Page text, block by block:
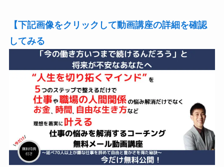
【下記画像をクリックして動画講座の詳細を確認
してみる